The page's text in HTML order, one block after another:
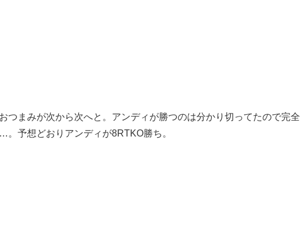
つまみが次から次へと。アンディが勝つのは分かり切ってたので完全
予想どおりアンディが8RTKO勝ち。